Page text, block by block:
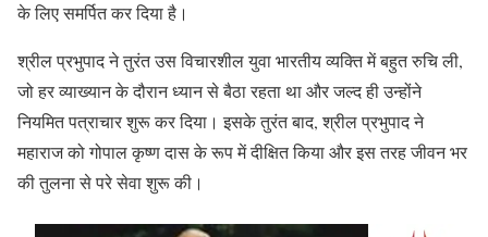
के लिए समर्पित कर दिया है।
श्रील प्रभुपाद ने तुरंत उस विचारशील युवा भारतीय व्यक्ति में बहुत रुचि ली,
जो हर व्याख्यान के दौरान ध्यान से बैठा रहता था और जल्द ही उन्होंने
नियमित पत्राचार शुरू कर दिया। इसके तुरंत बाद, श्रील प्रभुपाद ने
महाराज को गोपाल कृष्ण दास के रूप में दीक्षित किया और इस तरह जीवन भर
की तुलना से परे सेवा शुरू की।